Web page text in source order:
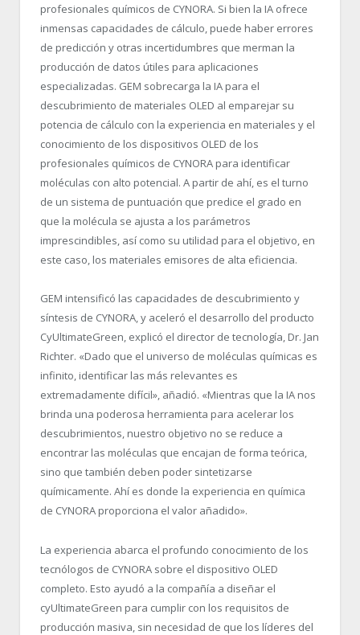
profesionales químicos de CYNORA. Si bien la IA ofrece
inmensas capacidades de cálculo, puede haber errores
de predicción y otras incertidumbres que merman la
producción de datos útiles para aplicaciones
especializadas. GEM sobrecarga la IA para el
descubrimiento de materiales OLED al emparejar su
potencia de cálculo con la experiencia en materiales y el
conocimiento de los dispositivos OLED de los
profesionales químicos de CYNORA para identificar
moléculas con alto potencial. A partir de ahí, es el turno
de un sistema de puntuación que predice el grado en
que la molécula se ajusta a los parámetros
imprescindibles, así como su utilidad para el objetivo, en
este caso, los materiales emisores de alta eficiencia.
GEM intensificó las capacidades de descubrimiento y
síntesis de CYNORA, y aceleró el desarrollo del producto
CyUltimateGreen, explicó el director de tecnología, Dr. Jan
Richter. «Dado que el universo de moléculas químicas es
infinito, identificar las más relevantes es
extremadamente difícil», añadió. «Mientras que la IA nos
brinda una poderosa herramienta para acelerar los
descubrimientos, nuestro objetivo no se reduce a
encontrar las moléculas que encajan de forma teórica,
sino que también deben poder sintetizarse
químicamente. Ahí es donde la experiencia en química
de CYNORA proporciona el valor añadido».
La experiencia abarca el profundo conocimiento de los
tecnólogos de CYNORA sobre el dispositivo OLED
completo. Esto ayudó a la compañía a diseñar el
cyUltimateGreen para cumplir con los requisitos de
producción masiva, sin necesidad de que los líderes del